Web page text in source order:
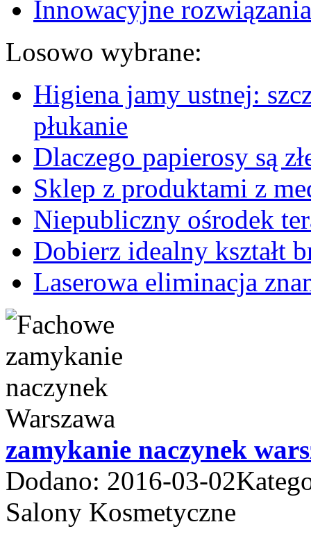
Innowacyjne
Losowo wybrane:
Higiena jamy ustnej:
płukanie
Dlaczego papierosy są
Sklep z produktami z
Niepubliczny ośrodek
Dobierz idealny kształt
Laserowa eliminacja
zamykanie naczynek
Dodano: 2016-03-02
Salony Kosmetyczne